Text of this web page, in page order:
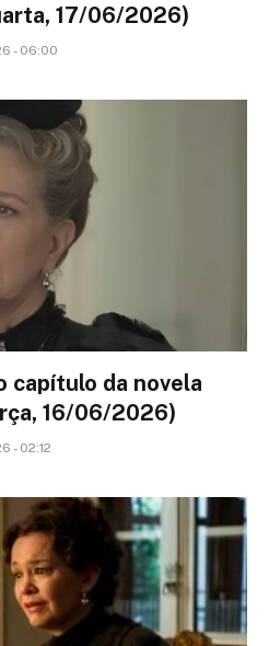
17/06/2026)
- 06:00
capítulo da novela
16/06/2026)
- 02:12